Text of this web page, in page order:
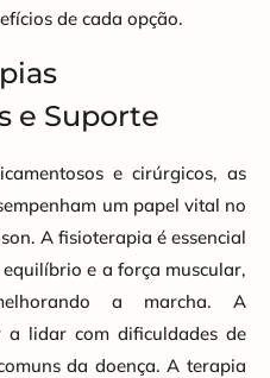
de cada opção.
e Suporte
e cirúrgicos, as
um papel vital no
A fisioterapia é essencial
e a força muscular,
a marcha. A
lidar com dificuldades de
da doença. A terapia